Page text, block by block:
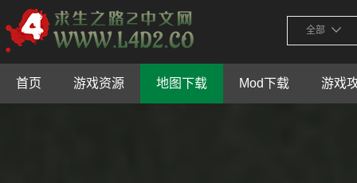
全部
首页 游戏资源 地图下载 Mod下载 游戏